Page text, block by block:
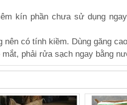
kín phần chưa sử dụng
nên có tính kiềm. Dùng găng
phải rửa sạch ngay bằng